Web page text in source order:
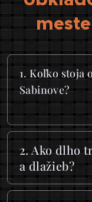
1. Koľko stoja
Sabinove?
Cena za
najčastejšie
m², v
Jednoduché
2. Ako dlho
a dlažieb?
Dĺžka